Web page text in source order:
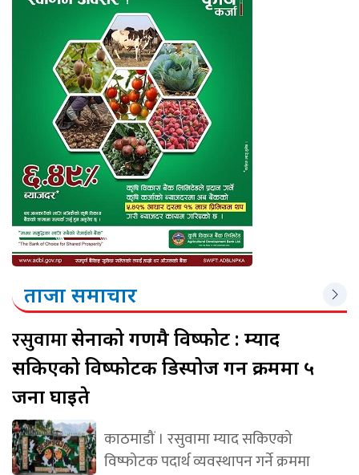
ताजा समाचार
रसुवामासेनाको गणमै विष्फोट : म्याद
सकिएको विष्फोटक डिस्पोज गर्ने क्रममा ५
जना घाइते
काठमाडौं । रसुवामा म्याद सकिएको
विष्फोटक पदार्थ व्यवस्थापन गर्ने क्रममा